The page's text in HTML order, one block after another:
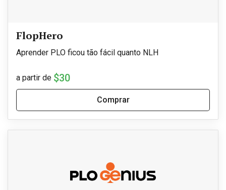
FlopHero
Aprender PLO ficou tão fácil quanto NLH
a partir de $30
Comprar